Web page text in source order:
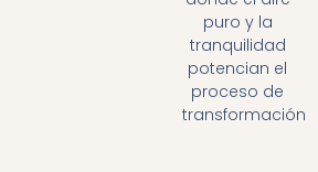
puro y la
tranquilidad
potencian el
proceso de
transformación